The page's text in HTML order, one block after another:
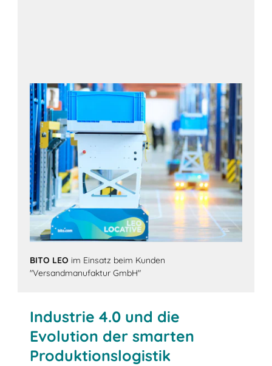
BITO LEO im Einsatz beim Kunden
"Versandmanufaktur GmbH"
Industrie 4.0 und die
Evolution der smarten
Produktionslogistik